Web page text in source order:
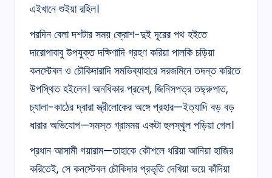
এইখানে শুইয়া রহিল।
পরদিন বেলা দশটার সময় ক্রোশ-দুই দূরের পথ হইতে
দারোগাবাবু উপযুক্ত দক্ষিণাদি গ্রহণ করিয়া পালকি চড়িয়া
কনস্টেবল ও চৌকিদারাদি সমভিব্যাহারে সরজমিনে তদন্ত করিতে
উপস্থিত হইলেন। অনধিকার প্রবেশ, জিনিসপত্র তছ্‌রুপাত,
চ্যালা-কাঠের দ্বারা স্ত্রীলোকের অঙ্গে প্রহার—ইত্যাদি বড় বড়
ধারার অভিযোগ—সমস্ত গ্রামময় একটা হুলস্থূল পড়িয়া গেল।
প্রধান আসামী গয়ারাম—তাহাকে কৌশলে ধরিয়া আনিয়া হাজির
করিতেই, সে কনস্টেবল চৌকিদার প্রভৃতি দেখিয়া ভয়ে কাঁদিয়া